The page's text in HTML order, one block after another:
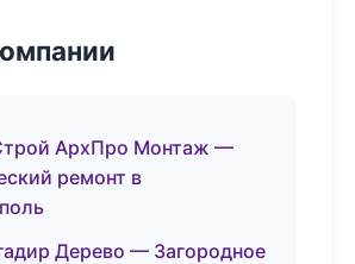
АрхПро Монтаж —
ремонт в
Дерево — Загородное